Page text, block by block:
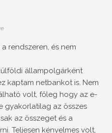
rendszeren, és nem
állampolgárként
kaptam netbankot is. Nem
volt, főleg hogy az e-
gyakorlatilag az összes
az összeget és a
Teljesen kényelmes volt,